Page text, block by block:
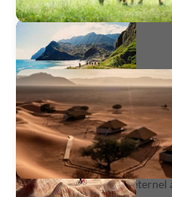
Super
Madère, printemps éternel